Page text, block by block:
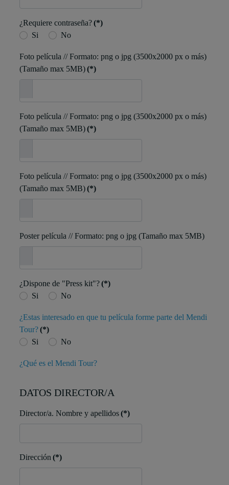
¿Requiere contraseña?(*)
Si
No
Foto película // Formato: png o jpg (3500x2000 px o más)
(Tamaño max 5MB)(*)
Foto película // Formato: png o jpg (3500x2000 px o más)
(Tamaño max 5MB)(*)
Foto película // Formato: png o jpg (3500x2000 px o más)
(Tamaño max 5MB)(*)
Poster película // Formato: png o jpg (Tamaño max 5MB)
¿Dispone de "Press kit"?(*)
Si
No
¿Estas interesado en que tu película forme parte del Mendi
Tour?(*)
Si
No
¿Qué es el Mendi Tour?
DATOS DIRECTOR/A
Director/a. Nombre y apellidos(*)
Dirección (*)